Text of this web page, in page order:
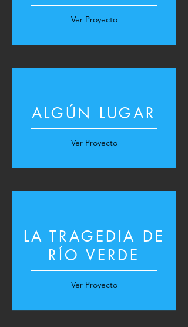
Ver Proyecto
ALGÚN LUGAR
Ver Proyecto
LA TRAGEDIA DE
RÍO VERDE
Ver Proyecto